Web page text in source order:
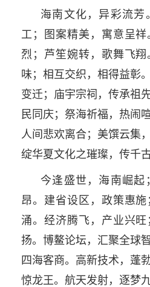
海南文化，异彩流芳
工；图案精美，寓意呈
烈；芦笙婉转，歌舞飞
味；相互交织，相得益彰
变迁；庙宇宗祠，传承祖
民同庆；祭海祈福，热闹
人间悲欢离合；美馔云集
绽华夏文化之璀璨，传千
今逢盛世，海南崛起
昂。建省设区，政策惠
涌。经济腾飞，产业兴
扬。博鳌论坛，汇聚全球
四海客商。高新技术，蓬
惊龙王。航天发射，逐梦